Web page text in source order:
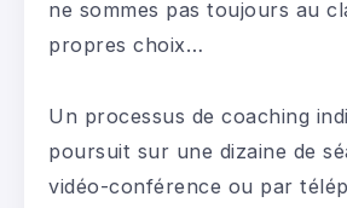
ne sommes pas toujours au
propres choix…
Un processus de coaching
poursuit sur une dizaine de
vidéo-conférence ou par